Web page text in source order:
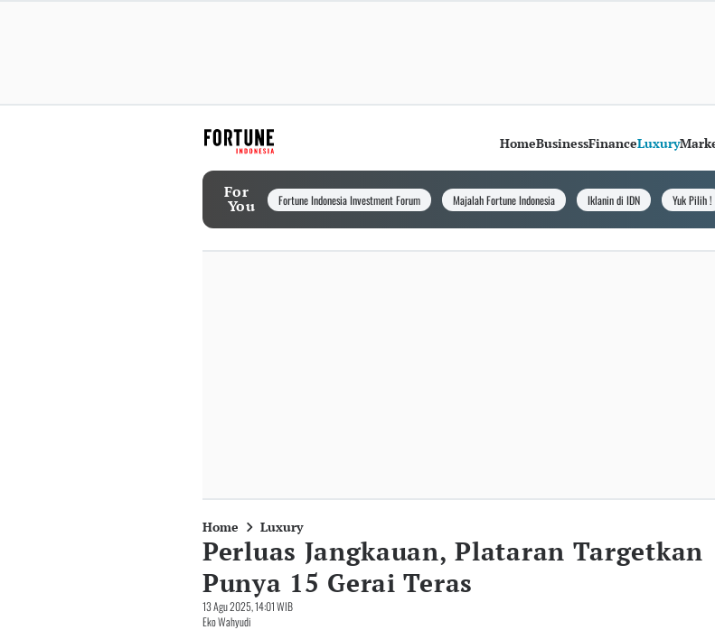
HomeBusinessFinanceLuxury
For
You Fortune Indonesia Investment Forum Majalah Fortune Indonesia Iklanin di IDN Yuk Pilih !
Home Luxury
Perluas Jangkauan, Plataran Targetkan
Punya 15 Gerai Teras
13 Agu 2025, 14:01 WIB
Eko Wahyudi